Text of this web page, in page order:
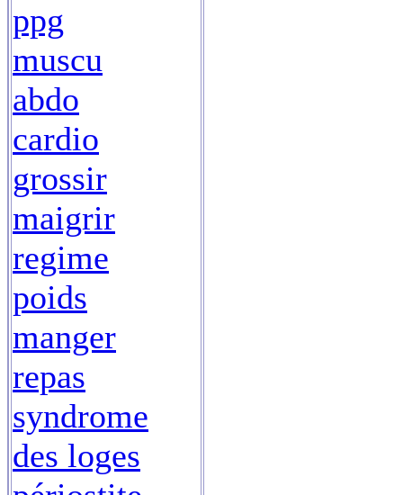
ppg
muscu
abdo
cardio
grossir
maigrir
regime
poids
manger
repas
syndrome
des loges